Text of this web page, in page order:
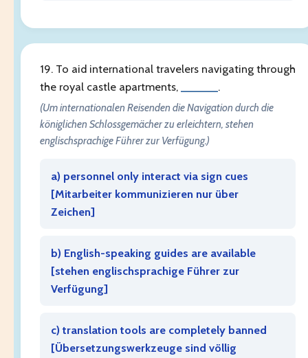
19. To aid international travelers navigating through
the royal castle apartments,
.
(Um internationalen Reisenden die Navigation durch die
königlichen Schlossgemächer zu erleichtern, stehen
englischsprachige Führer zur Verfügung.)
a) personnel only interact via sign cues
[Mitarbeiter kommunizieren nur über
Zeichen]
b) English-speaking guides are available
[stehen englischsprachige Führer zur
Verfügung]
c) translation tools are completely banned
[Übersetzungswerkzeuge sind völlig